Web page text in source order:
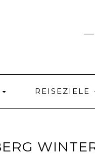
REISEZIELE